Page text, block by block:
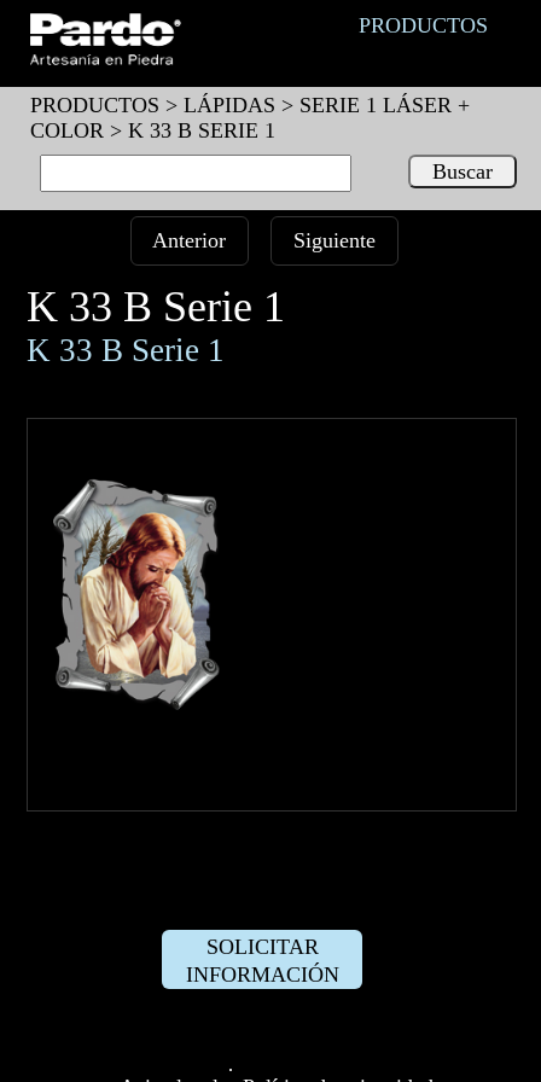
PRODUCTOS
PRODUCTOS > LÁPIDAS > SERIE 1 LÁSER +
COLOR> K 33 B SERIE 1
Anterior Siguiente
K 33 B Serie 1
K 33 B Serie 1
SOLICITAR
INFORMACIÓN
·